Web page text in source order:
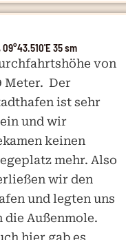
35 sm